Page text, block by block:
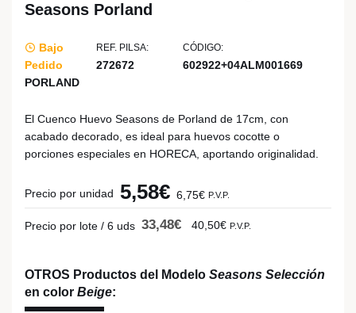
Seasons Porland
Bajo
Pedido
REF. PILSA:
272672
CÓDIGO:
602922+04ALM001669
PORLAND
El Cuenco Huevo Seasons de Porland de 17cm, con
acabado decorado, es ideal para huevos cocotte o
porciones especiales en HORECA, aportando originalidad.
Precio por unidad 5,58€ 6,75€ P.V.P.
Precio por lote / 6 uds 33,48€ 40,50€ P.V.P.
OTROS Productos del Modelo Seasons Selección
en color Beige: